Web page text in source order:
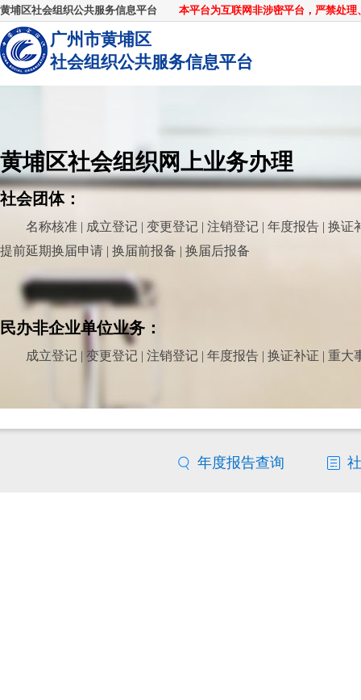
黄埔区社会组织公共服务信息平台 本平台为互联网非涉密平台，严禁处理
广州市黄埔区
社会组织公共服务信息平台
黄埔区社会组织网上业务办理
社会团体：
名称核准 | 成立登记 | 变更登记 | 注销登记 | 年度报告 | 换证
提前延期换届申请 | 换届前报备 | 换届后报备
民办非企业单位业务：
成立登记 | 变更登记 | 注销登记 | 年度报告 | 换证补证 | 重大
年度报告查询